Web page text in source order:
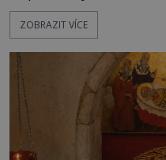
přitáhnout k němu
nakloněných turistů. Je to také případ kyperského
legendami o něm
V blízkosti Mysu Greco,
ZOBRAZIT VÍCE